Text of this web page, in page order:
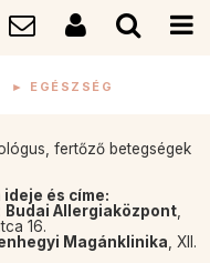
► EGÉSZSÉG
fertőző betegségek
és címe:
Budai Allergiaközpont,
16.
Magánklinika , XII.